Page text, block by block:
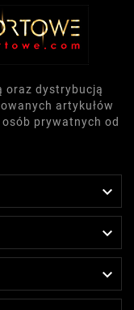
oraz dystrybucją
artykułów
prywatnych od


